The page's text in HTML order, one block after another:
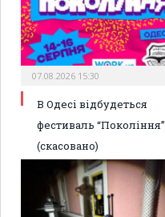
07.08.2026 15:30
В Одесі відбудеться
фестиваль “Покоління”
(скасовано)